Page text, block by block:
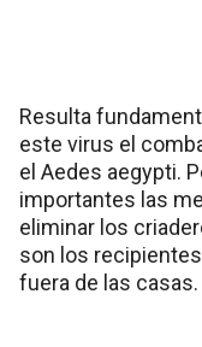
Resulta
este virus el
el Aedes aegypti.
importantes las
eliminar los
son los
fuera de las casas.